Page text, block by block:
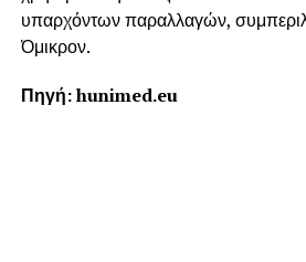
υπαρχόντων παραλλαγών,
Όμικρον.
Πηγή: hunimed.eu